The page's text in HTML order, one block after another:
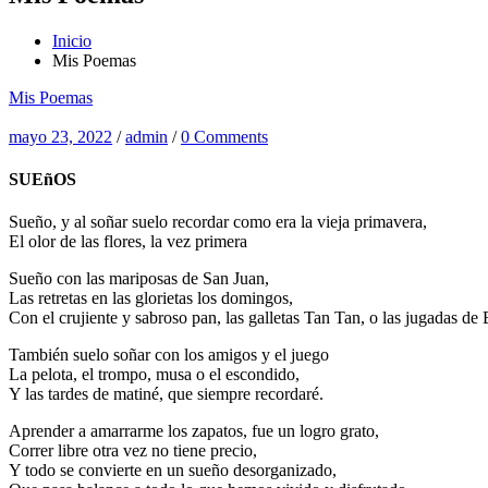
Inicio
Mis Poemas
Mis Poemas
mayo 23, 2022 /admin /0 Comments
SUEñOS
Sueño, y al soñar suelo recordar como era la vieja primavera,
El olor de las flores, la vez primera
Sueño con las mariposas de San Juan,
Las retretas en las glorietas los domingos,
Con el crujiente y sabroso pan, las galletas Tan Tan, o las jugadas de
También suelo soñar con los amigos y el juego
La pelota, el trompo, musa o el escondido,
Y las tardes de matiné, que siempre recordaré.
Aprender a amarrarme los zapatos, fue un logro grato,
Correr libre otra vez no tiene precio,
Y todo se convierte en un sueño desorganizado,